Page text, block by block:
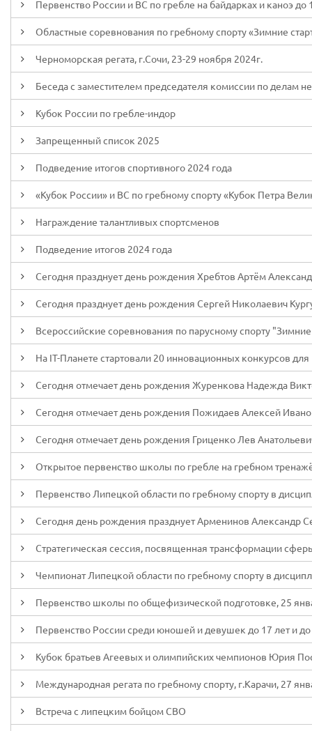
Первенство России и ВС по гребле на байдарках и каноэ до
Областные соревнования по гребному спорту «Зимние
Черноморская регата, г.Сочи, 23-29 ноября 2024г.
Беседа с заместителем председателя комиссии по делам
Кубок России по гребле-индор
Запрещенный список 2025
Подведение итогов спортивного 2024 года
«Кубок России» и ВС по гребному спорту «Кубок Петра
Награждение талантливых спортсменов
Подведение итогов 2024 года
Сегодня празднует день рождения Хребтов Артём
Сегодня празднует день рождения Сергей Николаевич
Всероссийские соревнования по парусному спорту
На IT-Планете стартовали 20 инновационных конкурсов
Сегодня отмечает день рождения Журенкова Надежда
Сегодня отмечает день рождения Пожидаев Алексей
Сегодня отмечает день рождения Гриценко Лев
Открытое первенство школы по гребле на гребном
Первенство Липецкой области по гребному спорту в
Сегодня день рождения празднует Арменинов Александр
Стратегическая сессия, посвященная трансформации
Чемпионат Липецкой области по гребному спорту в
Первенство школы по общефизической подготовке, 25
Первенство России среди юношей и девушек до 17 лет и
Кубок братьев Агеевых и олимпийских чемпионов Юрия
Международная регата по гребному спорту, г.Карачи, 27
Встреча с липецким бойцом СВО